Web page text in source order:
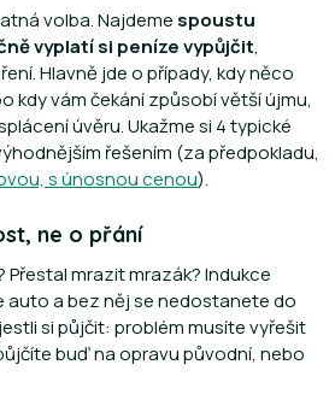
volba. Najdeme spoustu
vyplatí si peníze vypůjčit,
Hlavně jde o případy, kdy něco
kdy vám čekání způsobí větší újmu,
úvěru. Ukažme si 4 typické
řešením (za předpokladu,
s únosnou cenou).
ne o přání
Přestal mrazit mrazák? Indukce
auto a bez něj se nedostanete do
si půjčit: problém musíte vyřešit
buď na opravu původní, nebo